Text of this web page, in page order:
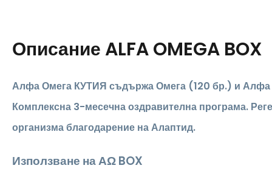
Описание ALFA OMEGA BOX
Алфа Омега КУТИЯ съдържа Омега (120 бр.) и
Комплексна 3-месечна оздравителна програма.
организма благодарение на Алаптид.
Използване на ΑΩ BOX